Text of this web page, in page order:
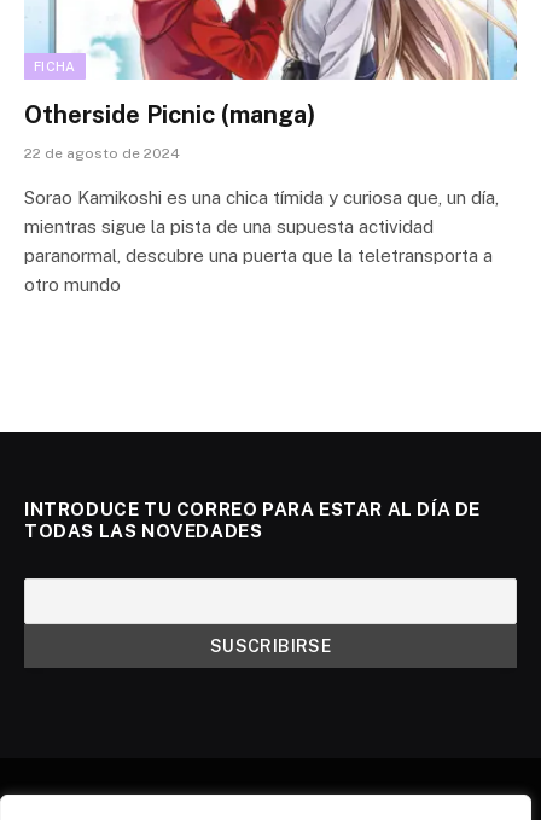
FICHA
Otherside Picnic (manga)
22 de agosto de 2024
Sorao Kamikoshi es una chica tímida y curiosa que, un día,
mientras sigue la pista de una supuesta actividad
paranormal, descubre una puerta que la teletransporta a
otro mundo
INTRODUCE TU CORREO PARA ESTAR AL DÍA DE
TODAS LAS NOVEDADES